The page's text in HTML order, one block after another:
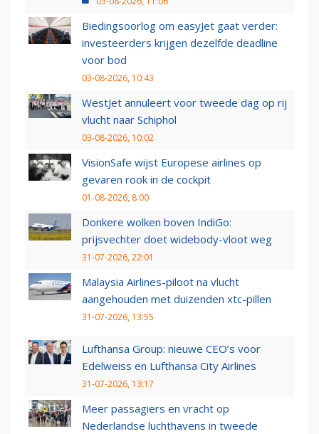
Biedingsoorlog om easyJet gaat verder:
investeerders krijgen dezelfde deadline
voor bod
03-08-2026, 10:43
WestJet annuleert voor tweede dag op rij
vlucht naar Schiphol
03-08-2026, 10:02
VisionSafe wijst Europese airlines op
gevaren rook in de cockpit
01-08-2026, 8:00
Donkere wolken boven IndiGo:
prijsvechter doet widebody-vloot weg
31-07-2026, 22:01
Malaysia Airlines-piloot na vlucht
aangehouden met duizenden xtc-pillen
31-07-2026, 13:55
Lufthansa Group: nieuwe CEO’s voor
Edelweiss en Lufthansa City Airlines
31-07-2026, 13:17
Meer passagiers en vracht op
Nederlandse luchthavens in tweede